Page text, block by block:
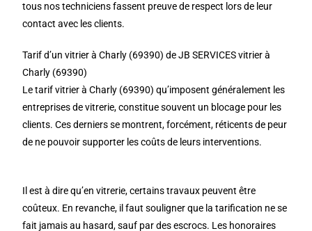
tous nos techniciens fassent preuve de respect lors de leur
contact avec les clients.
Tarif d’un vitrier à Charly (69390) de JB SERVICES vitrier à
Charly (69390)
Le tarif vitrier à Charly (69390) qu’imposent généralement les
entreprises de vitrerie, constitue souvent un blocage pour les
clients. Ces derniers se montrent, forcément, réticents de peur
de ne pouvoir supporter les coûts de leurs interventions.
Il est à dire qu’en vitrerie, certains travaux peuvent être
coûteux. En revanche, il faut souligner que la tarification ne se
fait jamais au hasard, sauf par des escrocs. Les honoraires